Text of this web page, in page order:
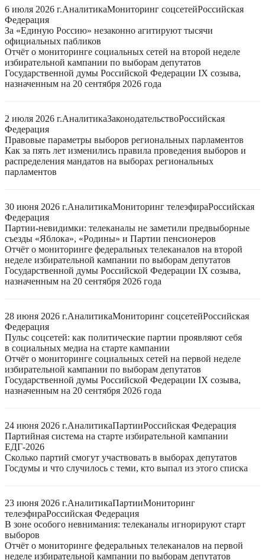
6 июля 2026 г.АналитикаМониторинг соцсетейРоссийская
Федерация
За «Единую Россию» незаконно агитируют тысячи
официальных пабликов
Отчёт о мониторинге социальных сетей на второй неделе
избирательной кампании по выборам депутатов
Государственной думы Российской Федерации IX созыва,
назначенным на 20 сентября 2026 года
2 июля 2026 г.АналитикаЗаконодательствоРоссийская
Федерация
Правовые параметры выборов региональных парламентов
Как за пять лет изменились правила проведения выборов и
распределения мандатов на выборах региональных
парламентов
30 июня 2026 г.АналитикаМониторинг телеэфираРоссийская
Федерация
Партии-невидимки: телеканалы не заметили предвыборные
съезды «Яблока», «Родины» и Партии пенсионеров
Отчёт о мониторинге федеральных телеканалов на второй
неделе избирательной кампании по выборам депутатов
Государственной думы Российской Федерации IX созыва,
назначенным на 20 сентября 2026 года
28 июня 2026 г.АналитикаМониторинг соцсетейРоссийская
Федерация
Пульс соцсетей: как политические партии проявляют себя
в социальных медиа на старте кампании
Отчёт о мониторинге социальных сетей на первой неделе
избирательной кампании по выборам депутатов
Государственной думы Российской Федерации IX созыва,
назначенным на 20 сентября 2026 года
24 июня 2026 г.АналитикаПартииРоссийская Федерация
Партийная система на старте избирательной кампании
ЕДГ-2026
Сколько партий смогут участвовать в выборах депутатов
Госдумы и что случилось с теми, кто выпал из этого списка
23 июня 2026 г.АналитикаПартииМониторинг
телеэфираРоссийская Федерация
В зоне особого невнимания: телеканалы игнорируют старт
выборов
Отчёт о мониторинге федеральных телеканалов на первой
неделе избирательной кампании по выборам депутатов